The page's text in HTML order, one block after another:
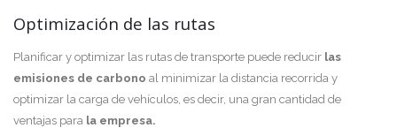
Optimización de las rutas
Planificar y optimizar las rutas de transporte puede reducir las
emisiones de carbono al minimizar la distancia recorrida y
optimizar la carga de vehículos, es decir, una gran cantidad de
ventajas para la empresa.